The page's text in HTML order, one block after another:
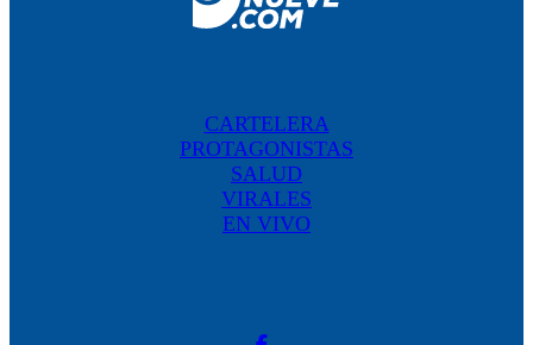
CARTELERA
PROTAGONISTAS
SALUD
VIRALES
EN VIVO